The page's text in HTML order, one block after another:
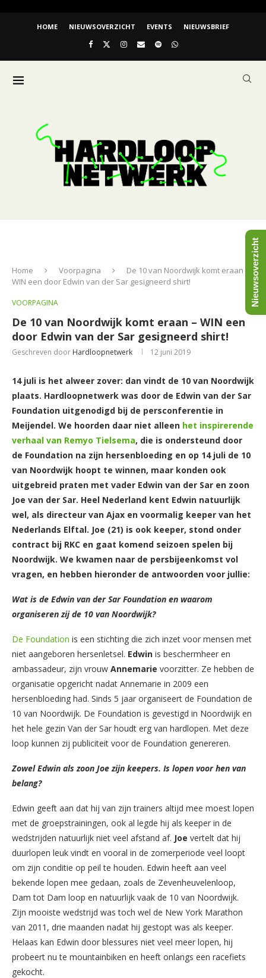
HOME NIEUWSOVERZICHT EVENTS NIEUWSBRIEF
Home Voorpagina
De 10 van Noordwijk komt eraan –
WIN een door Edwin van der Sar gesigneerd shirt!
VOORPAGINA
De 10 van Noordwijk komt eraan – WIN een
door Edwin van der Sar gesigneerd shirt!
Geschreven door Hardloopnetwerk 12 juni 2019
14 juli is het alweer zover: dan vindt de 10 van Noordwijk
plaats. Hardloopnetwerk was door de Edwin van der Sar
Foundation uitgenodigd bij de persconferentie in
Meijendel. We hoorden daar niet alleen het inspirerende
verhaal van Remyo Tielsema, die is ondersteund door
de Foundation na zijn hersenbloeding en op 14 juli de 10
van Noordwijk hoopt te winnen, maar konden ook
uitgebreid praten met vader Edwin van der Sar en zoon
Joe van der Sar. Heel Nederland kent Edwin natuurlijk
wel, als directeur van Ajax en voormalig keeper van het
Nederlands Elftal. Joe (21) is ook keeper, stond onder
contract bij RKC en gaat komend seizoen spelen bij
Noordwijk. We kwamen naar de persbijeenkomst vol
vragen, en hebben hieronder de antwoorden voor jullie:
Wat is de Edwin van der Sar Foundation en waarom
organiseren zij de 10 van Noordwijk?
De Foundation is een stichting die zich inzet voor mensen met
niet aangeboren hersenletsel. Edwin is beschermheer en
ambassadeur, zijn vrouw Annemarie voorzitter. Ze hebben de
organisatie opgericht nadat Annemarie in 2009 een
hersenbloeding had. Sinds 5 jaar organiseert de Foundation de
10 van Noordwijk. De Foundation is gevestigd in Noordwijk en
het hele gezin Van der Sar houdt erg van hardlopen. Met deze
loop kunnen zij publiciteit voor de Foundation genereren.
Zowel Edwin als zoon Joe zijn keepers. Is lopen voor hen van
belang?
Edwin geeft aan dat hij van zijn trainers altijd mee moest lopen
met de groepstrainingen, ook al legde hij als keeper in de
wedstrijden natuurlijk niet veel afstand af. Joe vertelt dat hij
duurlopen leuk vindt en vooral in de zomerperiode veel loopt
om zijn conditie op peil te houden. Edwin heeft aan veel
bekende lopen mee gedaan, zoals de Zevenheuvelenloop,
Dam tot Dam loop en natuurlijk vaak de 10 van Noordwijk.
Zijn mooiste wedstrijd was toch wel de New York Marathon
van 2011, drie maanden nadat hij gestopt was als keeper.
Helaas kan Edwin door blessures niet veel meer lopen, hij
probeert nu te mountainbiken en heeft onlangs een racefiets
gekocht.
Nieuwsoverzicht